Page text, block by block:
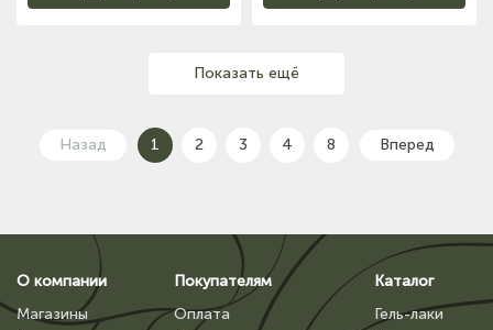
Показать ещё
Назад 1 2 3 4 8 Вперед
О компании
Магазины
Покупателям
Оплата
Каталог
Гель-лаки